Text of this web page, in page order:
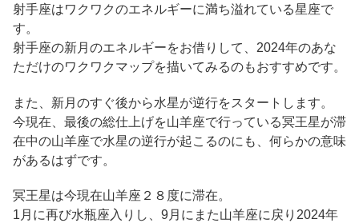
射手座はワクワクのエネルギーに満ち溢れている星座で
す。
射手座の新月のエネルギーをお借りして、2024年のあな
ただけのワクワクマップを描いてみるのもおすすめです。
また、新月のすぐ後から水星が逆行をスタートします。
今現在、最後の総仕上げを山羊座で行っている冥王星が滞
在中の山羊座で水星の逆行が起こるのにも、何らかの意味
があるはずです。
冥王星は今現在山羊座２８度に滞在。
1月に再び水瓶座入りし、9月にまた山羊座に戻り2024年